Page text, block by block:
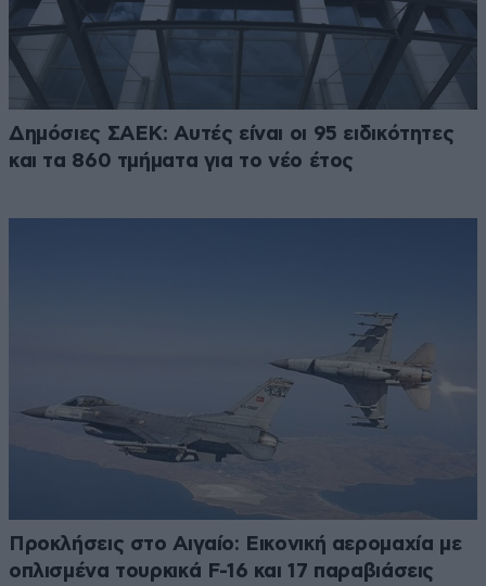
Δημόσιες ΣΑΕΚ: Αυτές είναι οι 95 ειδικότητες
και τα 860 τμήματα για το νέο έτος
Προκλήσεις στο Αιγαίο: Εικονική αερομαχία με
οπλισμένα τουρκικά F-16 και 17 παραβιάσεις